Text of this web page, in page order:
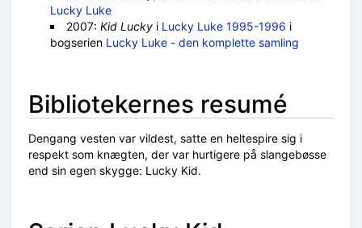
Lucky Luke
2007: Kid Luckyi Lucky Luke 1995-1996 i
bogserien Lucky Luke - den komplette samling
Bibliotekernes resumé
Dengang vesten var vildest, satte en heltespire sig i
respekt som knægten, der var hurtigere på slangebøsse
end sin egen skygge: Lucky Kid.